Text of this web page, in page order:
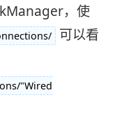
，使
可以看
"Wired